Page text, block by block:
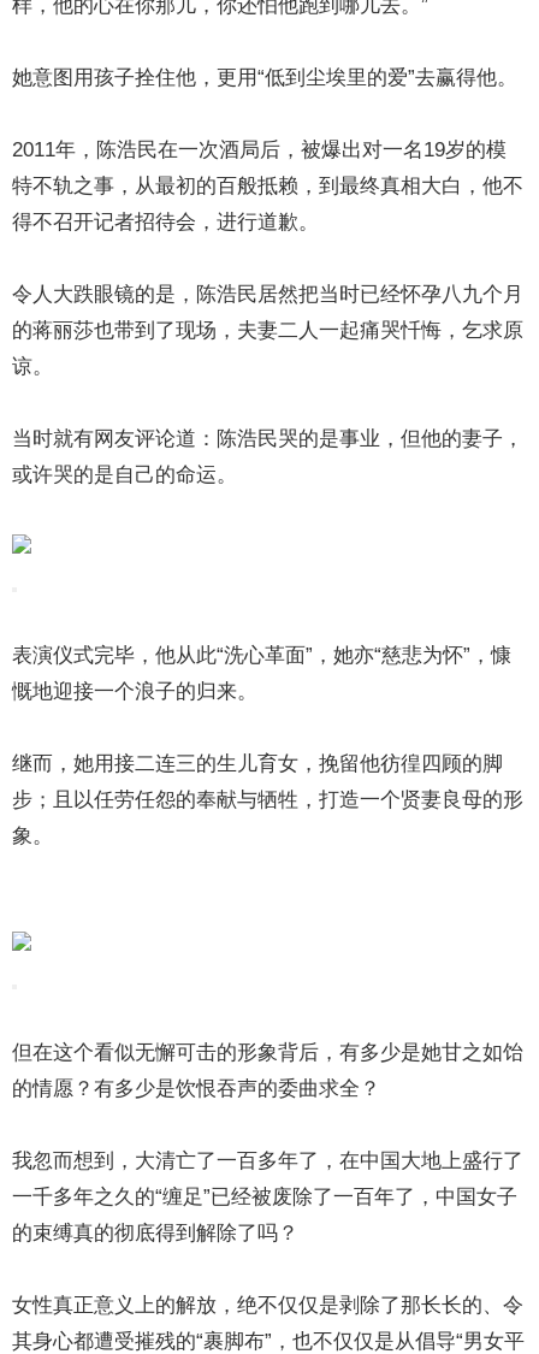
样，他的心在你那儿，你还怕他跑到哪儿去。”
她意图用孩子拴住他，更用“低到尘埃里的爱”去赢得他。
2011年，陈浩民在一次酒局后，被爆出对一名19岁的模
特不轨之事，从最初的百般抵赖，到最终真相大白，他不
得不召开记者招待会，进行道歉。
令人大跌眼镜的是，陈浩民居然把当时已经怀孕八九个月
的蒋丽莎也带到了现场，夫妻二人一起痛哭忏悔，乞求原
谅。
当时就有网友评论道：陈浩民哭的是事业，但他的妻子，
或许哭的是自己的命运。
表演仪式完毕，他从此“洗心革面”，她亦“慈悲为怀”，慷
慨地迎接一个浪子的归来。
继而，她用接二连三的生儿育女，挽留他彷徨四顾的脚
步；且以任劳任怨的奉献与牺牲，打造一个贤妻良母的形
象。
但在这个看似无懈可击的形象背后，有多少是她甘之如饴
的情愿？有多少是饮恨吞声的委曲求全？
我忽而想到，大清亡了一百多年了，在中国大地上盛行了
一千多年之久的“缠足”已经被废除了一百年了，中国女子
的束缚真的彻底得到解除了吗？
女性真正意义上的解放，绝不仅仅是剥除了那长长的、令
其身心都遭受摧残的“裹脚布”，也不仅仅是从倡导“男女平